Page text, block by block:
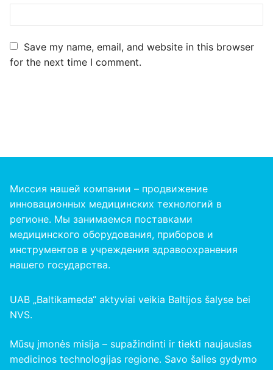
Save my name, email, and website in this browser
for the next time I comment.
Миссия нашей компании – продвижение
инновационных медицинских технологий в
регионе. Мы занимаемся поставками
медицинского оборудования, приборов и
инструментов в учреждения здравоохранения
нашего государства.
UAB „Baltikameda“ aktyviai veikia Baltijos šalyse bei
NVS.
Mūsų įmonės misija – supažindinti ir tiekti naujausias
medicinos technologijas regione. Savo šalies gydymo